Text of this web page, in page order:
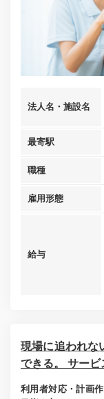
法人名・施設名
最寄駅
職種
雇用形態
給与
現場に追われな
できる。 サービ
利用者対応・計画